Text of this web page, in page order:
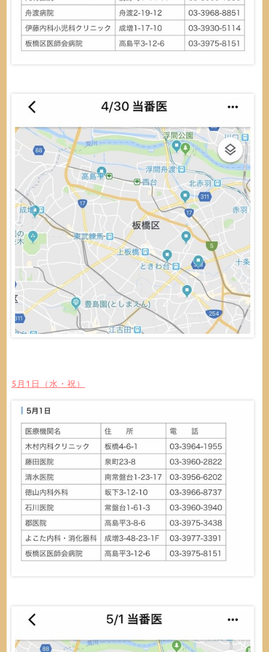
5月1日（水・祝）